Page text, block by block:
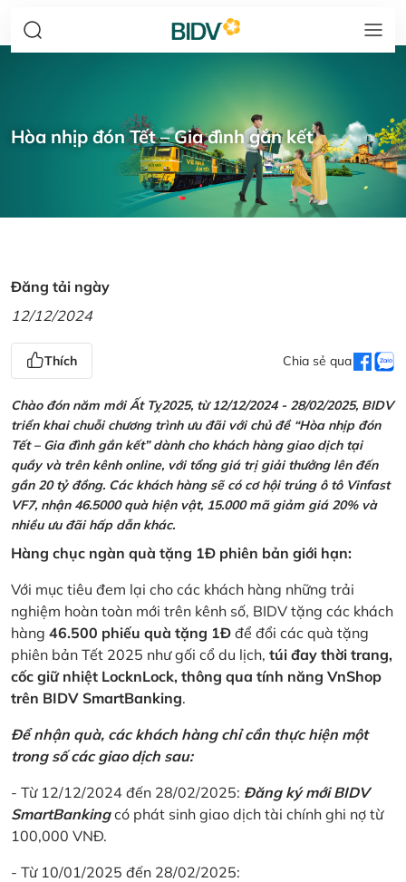
Hòa nhịp đón Tết – Gia đình gắn kết
Đăng tải ngày
12/12/2024
Thích Chia sẻ qua
Chào đón năm mới Ất Tỵ2025, từ 12/12/2024 - 28/02/2025, BIDV
triển khai chuỗi chương trình ưu đãi với chủ đề “Hòa nhịp đón
Tết – Gia đình gắn kết” dành cho khách hàng giao dịch tại
quầy và trên kênh online, với tổng giá trị giải thưởng lên đến
gần 20 tỷ đồng. Các khách hàng sẽ có cơ hội trúng ô tô Vinfast
VF7, nhận 46.5000 quà hiện vật, 15.000 mã giảm giá 20% và
nhiều ưu đãi hấp dẫn khác.
Hàng chục ngàn quà tặng 1Đ phiên bản giới hạn:
Với mục tiêu đem lại cho các khách hàng những trải
nghiệm hoàn toàn mới trên kênh số, BIDV tặng các khách
hàng 46.500 phiếu quà tặng 1Đ để đổi các quà tặng
phiên bản Tết 2025 như gối cổ du lịch, túi đay thời trang,
cốc giữ nhiệt LocknLock, thông qua tính năng VnShop
trên BIDV SmartBanking.
Để nhận quà, các khách hàng chỉ cần thực hiện một
trong số các giao dịch sau:
- Từ 12/12/2024 đến 28/02/2025: Đăng ký mới BIDV
SmartBankingcó phát sinh giao dịch tài chính ghi nợ từ
100,000 VNĐ.
- Từ 10/01/2025 đến 28/02/2025: